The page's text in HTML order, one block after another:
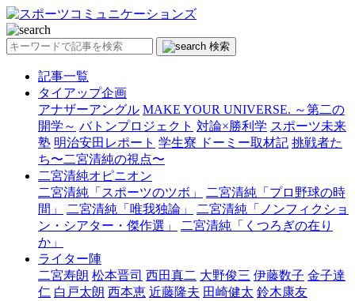
検索
記事一覧
タイアップ企画
アナザーアングル MAKE YOUR UNIVERSE. ～第二の
開学～ バトンプロジェクト 対論×勝利学 スポーツ未来
塾 明治安田レポート 学生寮 ドーミー取材記 挑戦者た
ち〜二宮清純の視点〜
二宮清純オピニオン
二宮清純「スポーツのツボ」
二宮清純「プロ野球の時
間」
二宮清純「唯我独論」
二宮清純「ノンフィクショ
ン・シアター・傑作選」
二宮清純「くつろぎの在り
か」
ライター陣
二宮寿朗 松本晋司 西田真二 大野俊三 伊藤数子 金子達
仁 白戸太朗 西本恵 近藤隆夫 田崎健太 鈴木康友